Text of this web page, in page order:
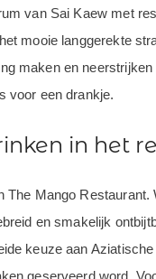
van Sai Kaew met
mooie langgerekte
maken en neerstrijken
voor een drankje.
in het
The Mango Restaurant.
en smakelijk
keuze aan Aziatische
geserveerd word.